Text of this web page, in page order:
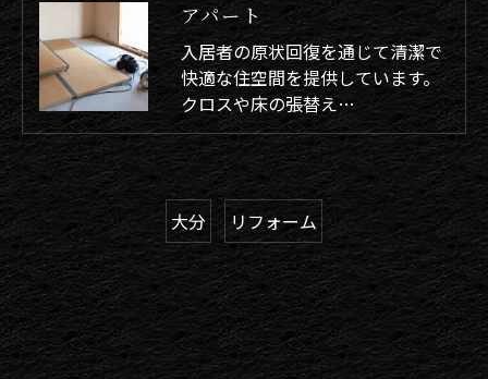
アパート
入居者の原状回復を通じて清潔で
快適な住空間を提供しています。
クロスや床の張替え…
大分 リフォーム